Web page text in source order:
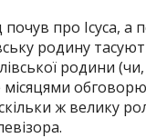
про Ісуса, а
родину
родини (чи,
місяцями
ж велику